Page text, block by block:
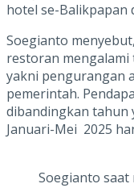
hotel se-Balikpapan
Soegianto
restoran mengalami
yakni pengurangan
pemerintah.
dibandingkan tahun
Januari-Mei 2025
Soegianto